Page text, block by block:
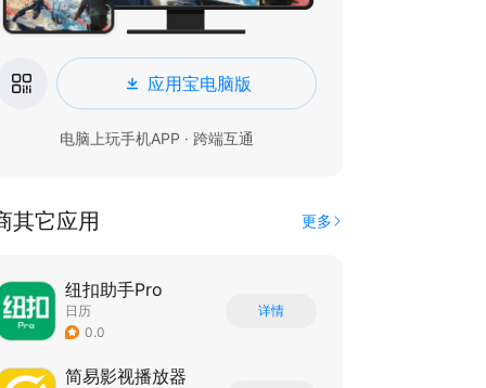
应用宝电脑版
电脑上玩手机APP · 跨端互通
其它应用 更多
纽扣助手Pro
日历
0.0
详情
简易影视播放器